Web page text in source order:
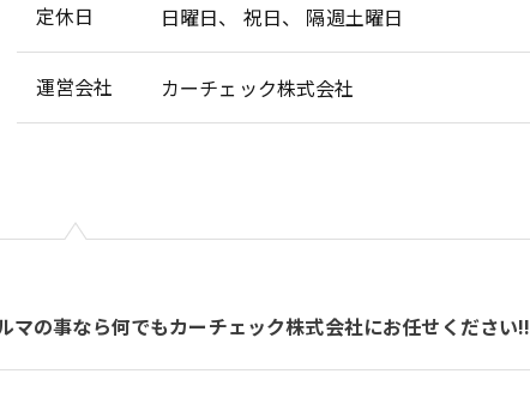
定休日 日曜日、 祝日、 隔週土曜日
運営会社 カーチェック株式会社
マの事なら何でもカーチェック株式会社にお任せください!!